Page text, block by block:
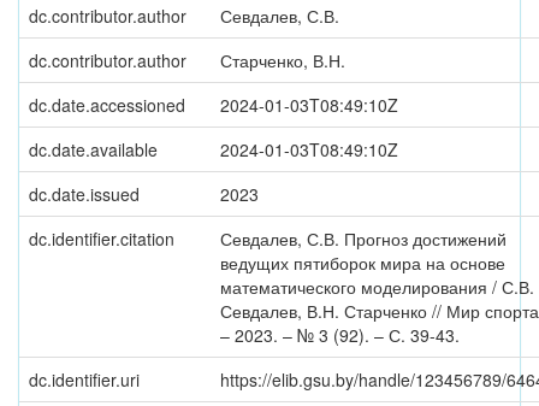
dc.contributor.author
Севдалев, С.В.
dc.contributor.author
Старченко, В.Н.
dc.date.accessioned
2024-01-03T08:49:10Z
dc.date.available
2024-01-03T08:49:10Z
dc.date.issued
2023
dc.identifier.citation
Севдалев, С.В. Прогноз достижений
ведущих пятиборок мира на основе
математического моделирования / С.В.
Севдалев, В.Н. Старченко // Мир
– 2023. – № 3 (92). – С. 39-43.
dc.identifier.uri
https://elib.gsu.by/handle/123456789/